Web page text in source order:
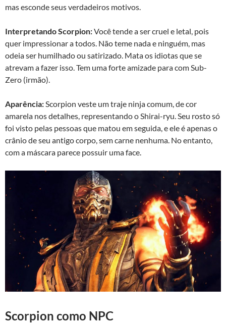
mas esconde seus verdadeiros motivos.
InterpretandoScorpion:Você tende a ser cruel e letal, pois
quer impressionar a todos. Não teme nada e ninguém, mas
odeia ser humilhado ou satirizado. Mata os idiotas que se
atrevam a fazer isso. Tem uma forte amizade para com Sub-
Zero (irmão).
Aparência: Scorpion veste um traje ninja comum, de cor
amarela nos detalhes, representando o Shirai-ryu. Seu rosto só
foi visto pelas pessoas que matou em seguida, e ele é apenas o
crânio de seu antigo corpo, sem carne nenhuma. No entanto,
com a máscara parece possuir uma face.
Scorpion como NPC